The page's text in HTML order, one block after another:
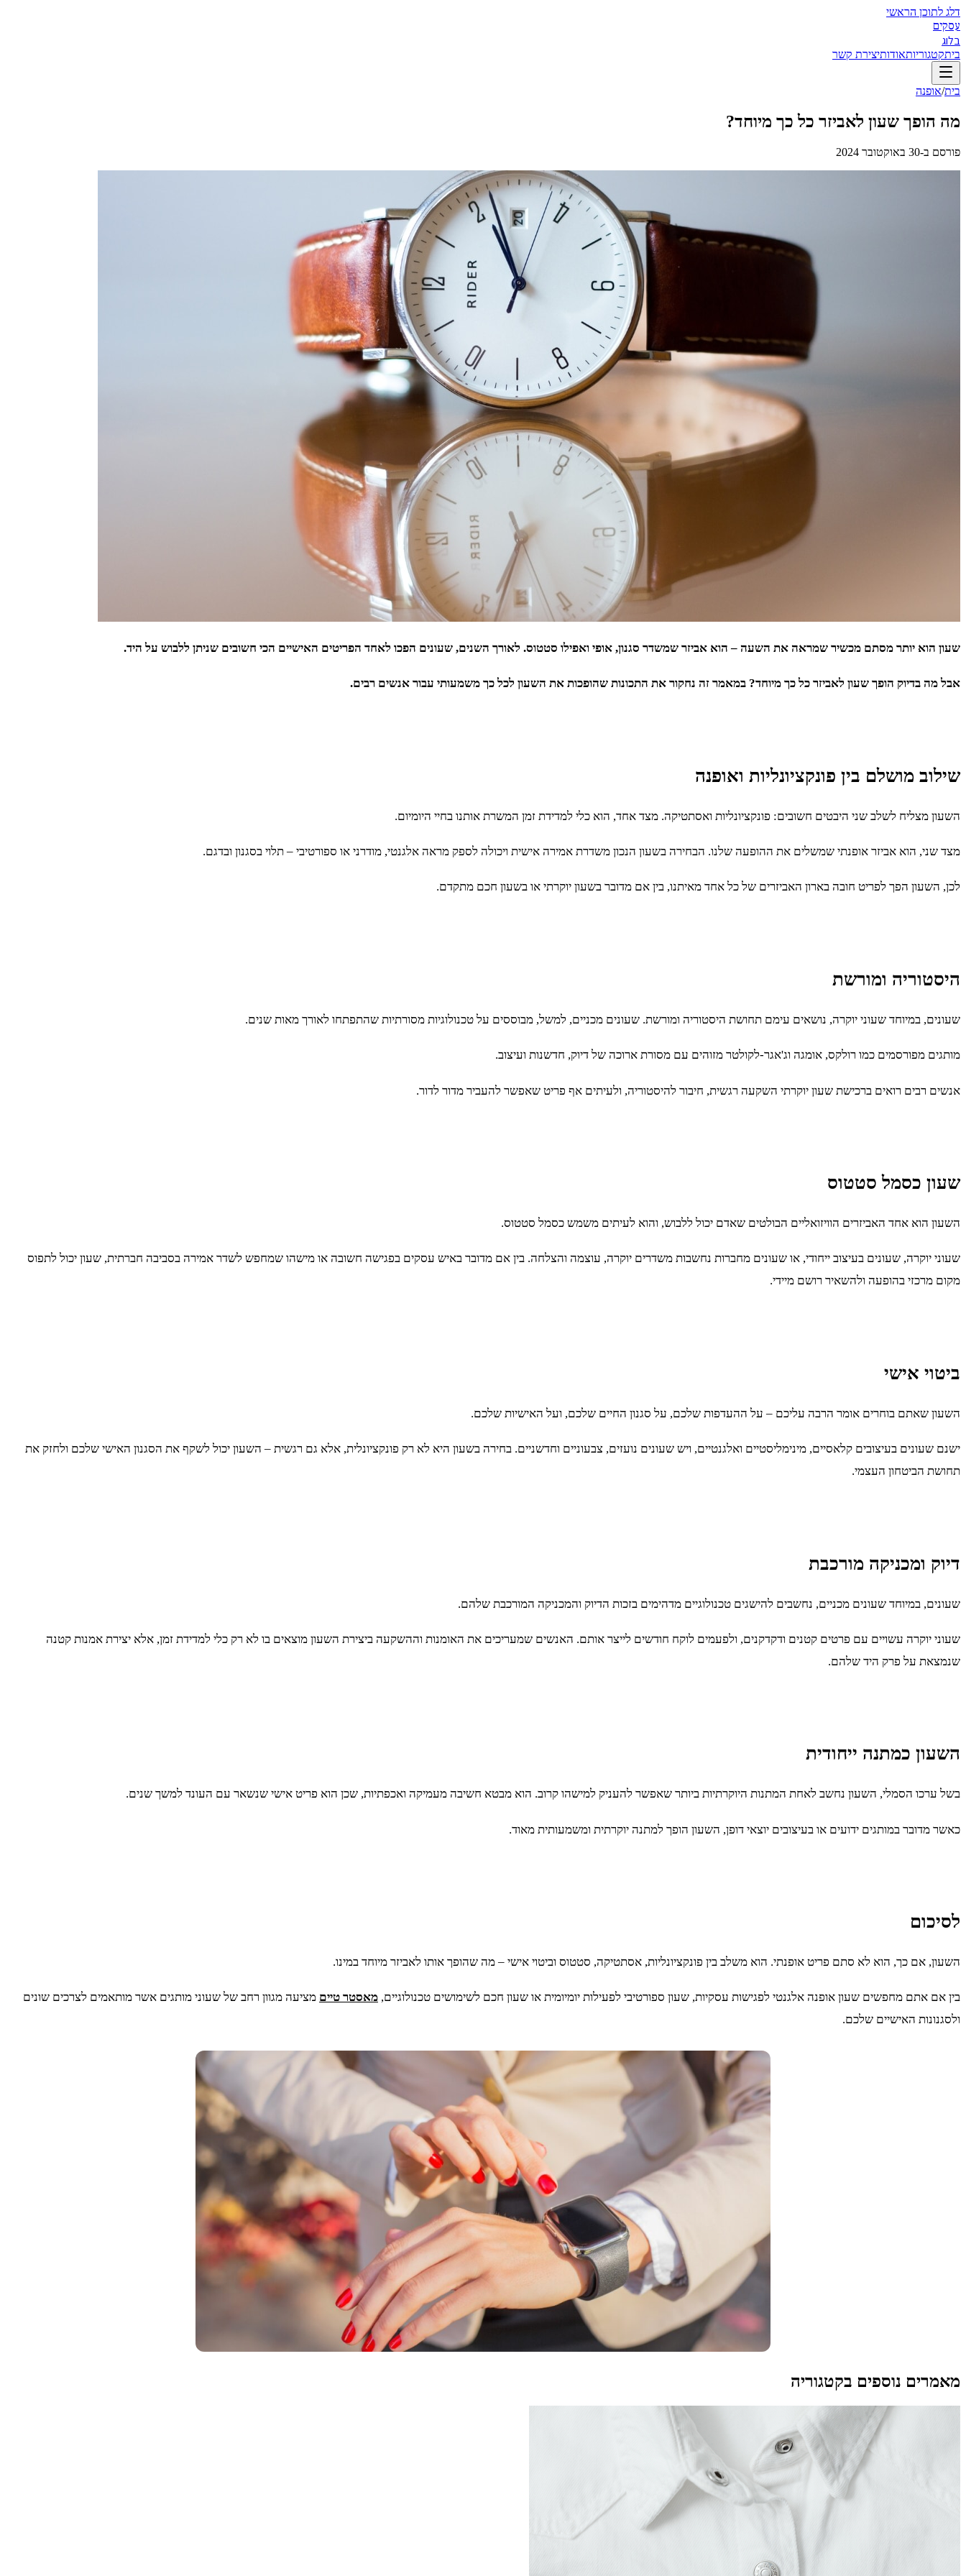
דלג לתוכן הראשי
עסקים
בלוג
ביתקטגוריותאודותיצירת קשר
בית/אופנה
מה הופך שעון לאביזר כל כך מיוחד?
פורסם ב-30 באוקטובר 2024
שעון הוא יותר מסתם מכשיר שמראה את השעה – הוא אביזר שמשדר סגנון, אופי ואפילו סטטוס. לאורך השנים, שעונים הפכו לאחד הפריטים האישיים הכי חשובים שניתן ללבוש על היד.
אבל מה בדיוק הופך שעון לאביזר כל כך מיוחד? במאמר זה נחקור את התכונות שהופכות את השעון לכל כך משמעותי עבור אנשים רבים.
שילוב מושלם בין פונקציונליות ואופנה
השעון מצליח לשלב שני היבטים חשובים: פונקציונליות ואסתטיקה. מצד אחד, הוא כלי למדידת זמן המשרת אותנו בחיי היומיום.
מצד שני, הוא אביזר אופנתי שמשלים את ההופעה שלנו. הבחירה בשעון הנכון משדרת אמירה אישית ויכולה לספק מראה אלגנטי, מודרני או ספורטיבי – תלוי בסגנון ובדגם.
לכן, השעון הפך לפריט חובה בארון האביזרים של כל אחד מאיתנו, בין אם מדובר בשעון יוקרתי או בשעון חכם מתקדם.
היסטוריה ומורשת
שעונים, במיוחד שעוני יוקרה, נושאים עימם תחושת היסטוריה ומורשת. שעונים מכניים, למשל, מבוססים על טכנולוגיות מסורתיות שהתפתחו לאורך מאות שנים.
מותגים מפורסמים כמו רולקס, אומגה וג'אגר-לקולטר מזוהים עם מסורת ארוכה של דיוק, חדשנות ועיצוב.
אנשים רבים רואים ברכישת שעון יוקרתי השקעה רגשית, חיבור להיסטוריה, ולעיתים אף פריט שאפשר להעביר מדור לדור.
שעון כסמל סטטוס
השעון הוא אחד האביזרים הוויזואליים הבולטים שאדם יכול ללבוש, והוא לעיתים משמש כסמל סטטוס.
שעוני יוקרה, שעונים בעיצוב ייחודי, או שעונים מחברות נחשבות משדרים יוקרה, עוצמה והצלחה. בין אם מדובר באיש עסקים בפגישה חשובה או מישהו שמחפש לשדר אמירה בסביבה חברתית, שעון יכול לתפוס
מקום מרכזי בהופעה ולהשאיר רושם מיידי.
ביטוי אישי
השעון שאתם בוחרים אומר הרבה עליכם – על ההעדפות שלכם, על סגנון החיים שלכם, ועל האישיות שלכם.
ישנם שעונים בעיצובים קלאסיים, מינימליסטיים ואלגנטיים, ויש שעונים נועזים, צבעוניים וחדשניים. בחירה בשעון היא לא רק פונקציונלית, אלא גם רגשית – השעון יכול לשקף את הסגנון האישי שלכם ולחזק את
תחושת הביטחון העצמי.
דיוק ומכניקה מורכבת
שעונים, במיוחד שעונים מכניים, נחשבים להישגים טכנולוגיים מדהימים בזכות הדיוק והמכניקה המורכבת שלהם.
שעוני יוקרה עשויים עם פרטים קטנים ודקדקנים, ולפעמים לוקח חודשים לייצר אותם. האנשים שמעריכים את האומנות וההשקעה ביצירת השעון מוצאים בו לא רק כלי למדידת זמן, אלא יצירת אמנות קטנה
שנמצאת על פרק היד שלהם.
השעון כמתנה ייחודית
בשל ערכו הסמלי, השעון נחשב לאחת המתנות היוקרתיות ביותר שאפשר להעניק למישהו קרוב. הוא מבטא חשיבה מעמיקה ואכפתיות, שכן הוא פריט אישי שנשאר עם העונד למשך שנים.
כאשר מדובר במותגים ידועים או בעיצובים יוצאי דופן, השעון הופך למתנה יוקרתית ומשמעותית מאוד.
לסיכום
השעון, אם כך, הוא לא סתם פריט אופנתי. הוא משלב בין פונקציונליות, אסתטיקה, סטטוס וביטוי אישי – מה שהופך אותו לאביזר מיוחד במינו.
בין אם אתם מחפשים שעון אופנה אלגנטי לפגישות עסקיות, שעון ספורטיבי לפעילות יומיומית או שעון חכם לשימושים טכנולוגיים, מאסטר טיים מציעה מגוון רחב של שעוני מותגים אשר מותאמים לצרכים שונים
ולסגנונות האישיים שלכם.
מאמרים נוספים בקטגוריה